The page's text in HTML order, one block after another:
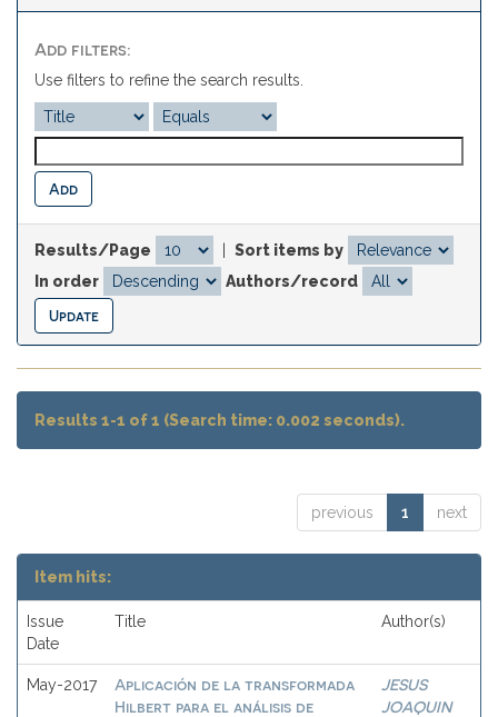
Add filters:
Use filters to refine the search results.
Results/Page
Sort items by
In order
Authors/record
Results 1-1 of 1 (Search time: 0.002 seconds).
previous 1 next
Item hits:
Issue
Date
Title Author(s)
May-2017
Aplicación de la transformada
Hilbert para el análisis de
JESUS
JOAQUIN